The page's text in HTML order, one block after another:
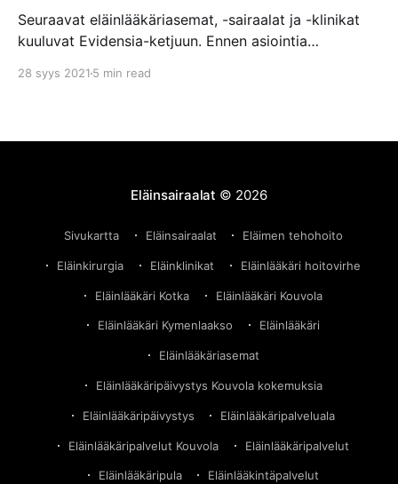
Seuraavat eläinlääkäriasemat, -sairaalat ja -klinikat
kuuluvat Evidensia-ketjuun. Ennen asiointia
asiakkaiden kokemuksia ja arvosteluita. Lisäksi
asiakkaan kissan. Lu
28 syys 2021 5 min read
Eläinsairaalat © 2026
Sivukartta Eläinsairaalat Eläimen tehohoito
Eläinkirurgia Eläinklinikat Eläinlääkäri hoitovirhe
Eläinlääkäri Kotka Eläinlääkäri Kouvola
Eläinlääkäri Kymenlaakso Eläinlääkäri
Eläinlääkäriasemat
Eläinlääkäripäivystys Kouvola kokemuksia
Eläinlääkäripäivystys Eläinlääkäripalveluala
Eläinlääkäripalvelut Kouvola Eläinlääkäripalvelut
Eläinlääkäripula Eläinlääkintäpalvelut